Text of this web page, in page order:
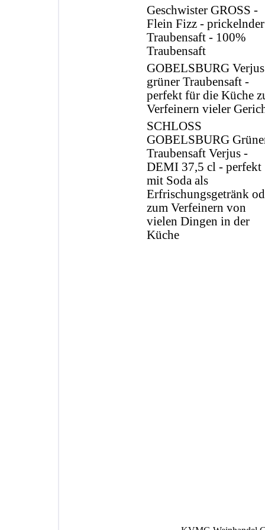
Geschwister GROSS -
Flein Fizz - prickelnder
Traubensaft - 100%
Traubensaft
GOBELSBURG
grüner Traubensaft -
perfekt für die Küche
Verfeinern vieler
SCHLOSS
GOBELSBURG
Traubensaft Verjus -
DEMI 37,5 cl - perfekt
mit Soda als
Erfrischungsgetränk
zum Verfeinern von
vielen Dingen in der
Küche